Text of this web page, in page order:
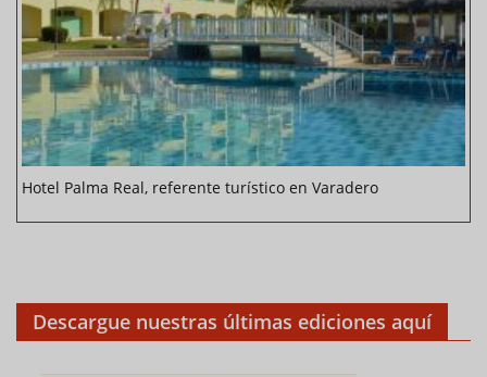
Hotel Palma Real, referente turístico en Varadero
Descargue nuestras últimas ediciones aquí